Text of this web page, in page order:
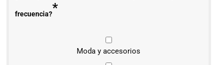
frecuencia?*
Moda y accesorios